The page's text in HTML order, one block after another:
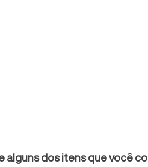
alguns dos itens que você